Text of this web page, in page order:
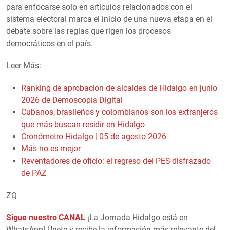
para enfocarse solo en artículos relacionados con el
sistema electoral marca el inicio de una nueva etapa en el
debate sobre las reglas que rigen los procesos
democráticos en el país.
Leer Más:
Ranking de aprobación de alcaldes de Hidalgo en junio
2026 de Demoscopía Digital
Cubanos, brasileños y colombianos son los extranjeros
que más buscan residir en Hidalgo
Cronómetro Hidalgo | 05 de agosto 2026
Más no es mejor
Reventadores de oficio: el regreso del PES disfrazado
de PAZ
ZQ
Sigue nuestro CANAL ¡La Jornada Hidalgo está en